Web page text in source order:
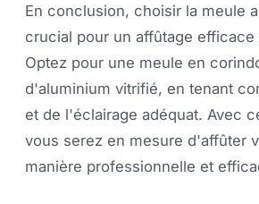
En conclusion, choisir la meule
crucial pour un affûtage efficace
Optez pour une meule en
d'aluminium vitrifié, en tenant
et de l'éclairage adéquat. Avec
vous serez en mesure d'affûter
manière professionnelle et